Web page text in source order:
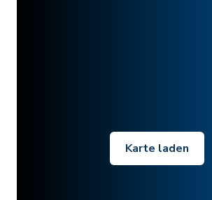
Karte laden